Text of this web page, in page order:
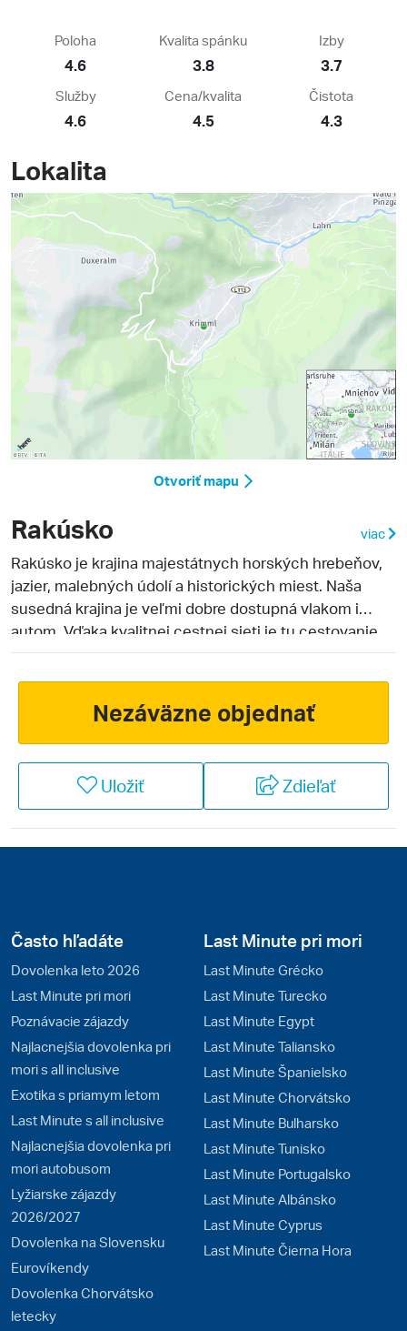
Poloha
4.6
Kvalita spánku
3.8
Izby
3.7
Služby
4.6
Cena/kvalita
4.5
Čistota
4.3
Lokalita
Otvoriť mapu
Rakúsko viac
Rakúsko je krajina majestátnych horských hrebeňov,
jazier, malebných údolí a historických miest. Naša
susedná krajina je veľmi dobre dostupná vlakom i
autom. Vďaka kvalitnej cestnej sieti je tu cestovanie
pohodlné a rýchle. Veľká časť rakúskeho územia je
mesiacoch. Všeobecne vysoká kvalita služieb a
možností vyžitia pre rodiny s deťmi sú istotou, s ktorou
môžete pri cestovaní do tejto krajiny počítať. Služby
sú vo vyspelom Rakúsku precízne a mnohokrát
prekvapia. Cieľom nádhernej letnej dovolenky môžu
byť horské túry, ako aj wellness oddych pri
strediská slovenských lyžiarov Dachstein West alebo
Dachstein / Schladming.
Nezáväzne objednať
Uložiť Zdieľať
Často hľadáte
Dovolenka leto 2026
Last Minute pri mori
Poznávacie zájazdy
Najlacnejšia dovolenka pri
mori s all inclusive
Exotika s priamym letom
Last Minute s all inclusive
Najlacnejšia dovolenka pri
mori autobusom
Lyžiarske zájazdy
2026/2027
Dovolenka na Slovensku
Eurovíkendy
Dovolenka Chorvátsko
letecky
Last Minute pri mori
Last Minute Grécko
Last Minute Turecko
Last Minute Egypt
Last Minute Taliansko
Last Minute Španielsko
Last Minute Chorvátsko
Last Minute Bulharsko
Last Minute Tunisko
Last Minute Portugalsko
Last Minute Albánsko
Last Minute Cyprus
Last Minute Čierna Hora